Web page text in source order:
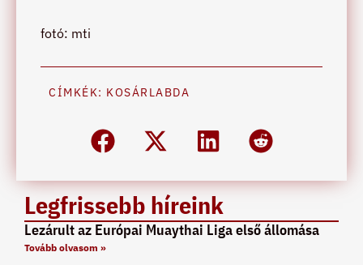
Legfrissebb híreink
Lezárult az Európai Muaythai Liga első állomása
Tovább olvasom »
fotó: mti
CÍMKÉK: KOSÁRLABDA